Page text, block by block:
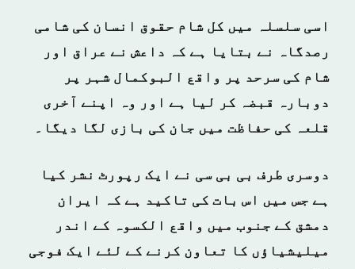
اسی سلسلہ میں کل شام حقوق انسان کی شامی
رصدگاہ نے بتایا ہے کہ داعش نے عراق اور
شام کی سرحد پر واقع البوکمال شہر پر
دوبارہ قبضہ کر لیا ہے اور وہ اپنے آخری
قلعہ کی حفاظت میں جان کی بازی لگا دیگا۔
دوسری طرف بی بی سی نے ایک رپورٹ نشر کیا
ہے جس میں اس بات کی تاکید ہے کہ ایران
دمشق کے جنوب میں واقع الکسوہ کے اندر
میلیشیاؤں کا تعاون کرنے کے لئے ایک فوجی